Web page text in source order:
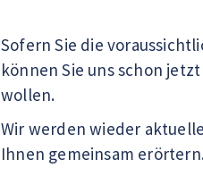
Sofern Sie die
können Sie uns schon
wollen.
Wir werden wieder
Ihnen gemeinsam